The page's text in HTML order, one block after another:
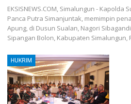
EKSISNEWS.COM, Simalungun - Kapolda
Panca Putra Simanjuntak, memimpin
Apung, di Dusun Sualan, Nagori
Sipangan Bolon, Kabupaten Simalungun,
HUKRIM